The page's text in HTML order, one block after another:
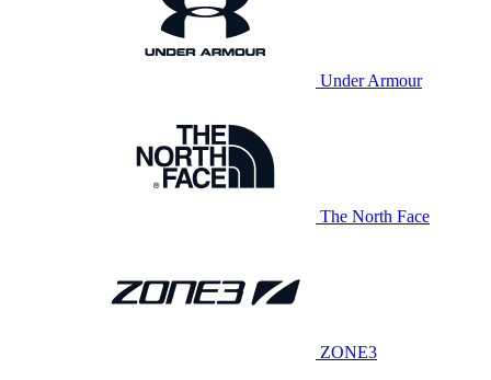
Under Armour
The North Face
ZONE3